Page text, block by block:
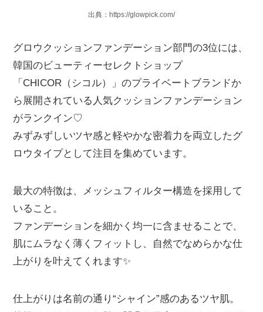
出典：https://glowpick.com/
グロウクッションファンデーション部門の3位には、
韓国のビューティーセレクトショップ
「CHICOR（シコル）」のプライベートブランドか
ら展開されている人気クッションファンデーション
がランクイン♡
みずみずしいツヤ感と軽やかな密着力を両立したグ
ロウタイプとして注目を集めています。
最大の特徴は、メッシュフィルター構造を採用して
いること。
ファンデーションを細かく均一に含ませることで、
肌にムラなく薄くフィットし、自然でなめらかな仕
上がりを叶えてくれます✨
仕上がりは名前の通り“シャイン”感のあるツヤ肌。